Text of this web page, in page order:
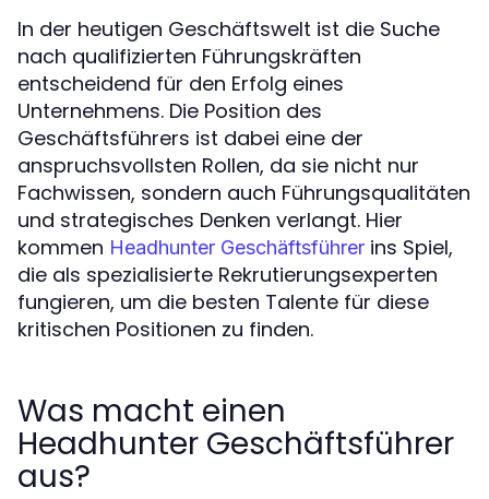
In der heutigen Geschäftswelt ist die Suche
nach qualifizierten Führungskräften
entscheidend für den Erfolg eines
Unternehmens. Die Position des
Geschäftsführers ist dabei eine der
anspruchsvollsten Rollen, da sie nicht nur
Fachwissen, sondern auch Führungsqualitäten
und strategisches Denken verlangt. Hier
kommen Headhunter Geschäftsführer ins Spiel,
die als spezialisierte Rekrutierungsexperten
fungieren, um die besten Talente für diese
kritischen Positionen zu finden.
Was macht einen
Headhunter Geschäftsführer
aus?